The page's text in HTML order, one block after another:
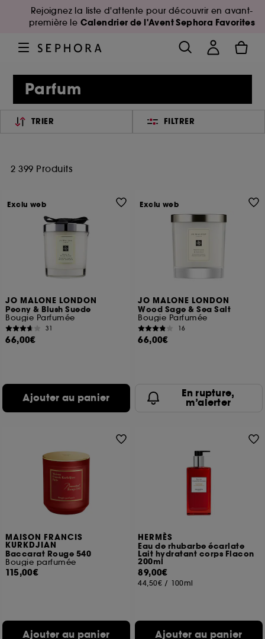
Rejoignez la liste d'attente pour découvrir en avant-
première le Calendrier de l'Avent Sephora Favorites
Parfum
TRIER FILTRER
2 399 Produits
JO MALONE LONDON
Peony & Blush Suede
Bougie Parfumée
31
66,00€
Ajouter au panier
Exclu web
JO MALONE LONDON
Wood Sage & Sea Salt
Bougie Parfumée
16
66,00€
En rupture,
m’alerter
Exclu web
MAISON FRANCIS
KURKDJIAN
Baccarat Rouge 540
Bougie parfumée
115,00€
Ajouter au panier
HERMÈS
Eau de rhubarbe écarlate
Lait hydratant corps Flacon
200ml
89,00€
44,50€ / 100ml
Ajouter au panier